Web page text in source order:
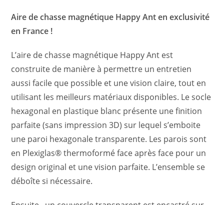
Aire de chasse magnétique Happy Ant en exclusivité
en France !
L’aire de chasse magnétique Happy Ant est
construite de manière à permettre un entretien
aussi facile que possible et une vision claire, tout en
utilisant les meilleurs matériaux disponibles. Le socle
hexagonal en plastique blanc présente une finition
parfaite (sans impression 3D) sur lequel s’emboite
une paroi hexagonale transparente. Les parois sont
en Plexiglas® thermoformé face après face pour un
design original et une vision parfaite. L’ensemble se
déboîte si nécessaire.